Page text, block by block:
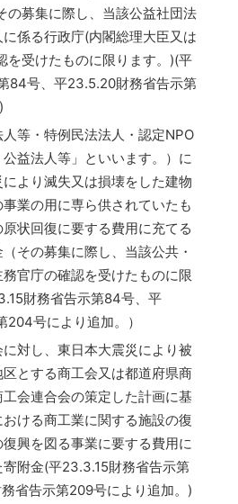
の募集に際し、当該公益社団法
係る行政庁(内閣総理大臣又は
を受けたものに限ります。)(平
84号、平23.5.20財務省告示第
等・特例民法法人・認定NPO
益法人等」といいます。）に
より滅失又は損壊をした建物
業の用に専ら供されていたも
状回復に要する費用に充てる
その募集に際し、当該公共・
官庁の確認を受けたものに限
財務省告示第84号、平
204号により追加。）
対し、東日本大震災により被
とする商工会又は都道府県商
会連合会の策定した計画に基
ける商工業に関する施設の復
興を図る事業に要する費用に
附金(平23.3.15財務省告示第
省告示第209号により追加。)